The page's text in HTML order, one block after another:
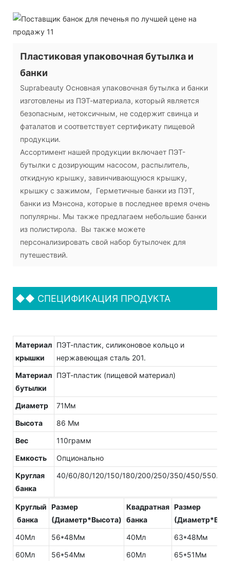
Пластиковая упаковочная бутылка и
банки
Suprabeauty Основная упаковочная бутылка и банки
изготовлены из ПЭТ-материала, который является
безопасным, нетоксичным, не содержит свинца и
фаталатов и соответствует сертификату пищевой
продукции.
Ассортимент нашей продукции включает ПЭТ-
бутылки с дозирующим насосом, распылитель,
откидную крышку, завинчивающуюся крышку,
крышку с зажимом, Герметичные банки из ПЭТ,
банки из Мэнсона, которые в последнее время очень
популярны. Мы также предлагаем небольшие банки
из полистирола. Вы также можете
персонализировать свой набор бутылочек для
путешествий.
◆◆ СПЕЦИФИКАЦИЯ ПРОДУКТА
Материал
крышки
ПЭТ-пластик, силиконовое кольцо и
нержавеющая сталь 201.
Материал
бутылки
ПЭТ-пластик (пищевой материал)
Диаметр
71Мм
Высота
86 Мм
Вес
110грамм
Емкость
Опционально
Круглая
банка
40/60/80/120/150/180/200/250/350/450/550.
Круглый
банка
Размер
(Диаметр*Высота)
Квадратная
банка
Размер
40Мл
56*48Мм 40Мл
63*48Мм
60Мл
56*54Мм 60Мл
65*51Мм